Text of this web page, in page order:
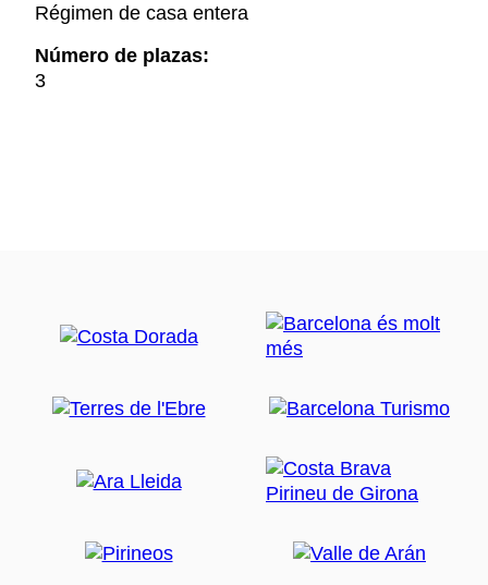
Régimen de casa entera
Número de plazas:
3